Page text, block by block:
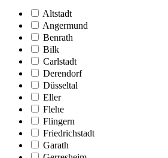
Altstadt
Angermund
Benrath
Bilk
Carlstadt
Derendorf
Düsseltal
Eller
Flehe
Flingern
Friedrichstadt
Garath